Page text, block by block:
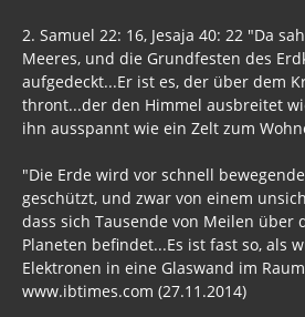
2. Samuel 22: 16, Jesaja 40: 22 "Da
Meeres, und die Grundfesten des
aufgedeckt...Er ist es, der über dem
thront...der den Himmel ausbreitet
ihn ausspannt wie ein Zelt zum
"Die Erde wird vor schnell
geschützt, und zwar von einem
dass sich Tausende von Meilen über
Planeten befindet...Es ist fast so, als
Elektronen in eine Glaswand im
www.ibtimes.com (27.11.2014)